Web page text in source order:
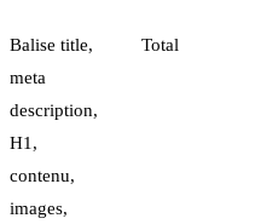
Balise title,
meta
description,
H1,
contenu,
images,
Total